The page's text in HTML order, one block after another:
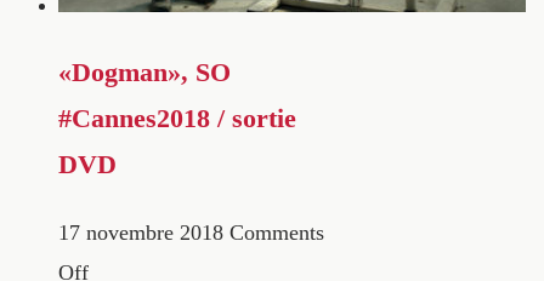
«Dogman», SO
#Cannes2018 / sortie
DVD
17 novembre 2018 Comments
Off